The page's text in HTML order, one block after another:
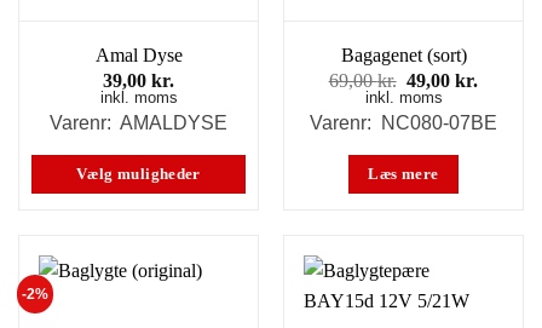
Amal Dyse
39,00 kr.
inkl. moms
Varenr: AMALDYSE
Vælg muligheder
har
Bagagenet (sort)
69,00kr. Den
oprindelige
pris
69,00 kr..
49,00kr.
pris
inkl. moms
Varenr: NC080-07BE
Læs mere
-2%